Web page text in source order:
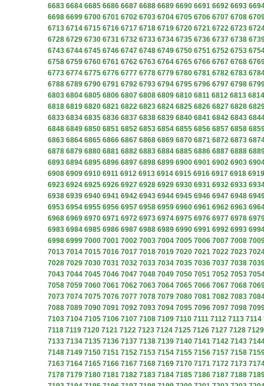
6683 6684 6685 6686 6687 6688 6689 6690 6691 6692 6693
6698 6699 6700 6701 6702 6703 6704 6705 6706 6707 6708
6713 6714 6715 6716 6717 6718 6719 6720 6721 6722 6723
6728 6729 6730 6731 6732 6733 6734 6735 6736 6737 6738
6743 6744 6745 6746 6747 6748 6749 6750 6751 6752 6753
6758 6759 6760 6761 6762 6763 6764 6765 6766 6767 6768
6773 6774 6775 6776 6777 6778 6779 6780 6781 6782 6783
6788 6789 6790 6791 6792 6793 6794 6795 6796 6797 6798
6803 6804 6805 6806 6807 6808 6809 6810 6811 6812 6813 6814
6818 6819 6820 6821 6822 6823 6824 6825 6826 6827 6828
6833 6834 6835 6836 6837 6838 6839 6840 6841 6842 6843
6848 6849 6850 6851 6852 6853 6854 6855 6856 6857 6858
6863 6864 6865 6866 6867 6868 6869 6870 6871 6872 6873
6878 6879 6880 6881 6882 6883 6884 6885 6886 6887 6888
6893 6894 6895 6896 6897 6898 6899 6900 6901 6902 6903
6908 6909 6910 6911 6912 6913 6914 6915 6916 6917 6918 6919
6923 6924 6925 6926 6927 6928 6929 6930 6931 6932 6933
6938 6939 6940 6941 6942 6943 6944 6945 6946 6947 6948
6953 6954 6955 6956 6957 6958 6959 6960 6961 6962 6963
6968 6969 6970 6971 6972 6973 6974 6975 6976 6977 6978
6983 6984 6985 6986 6987 6988 6989 6990 6991 6992 6993
6998 6999 7000 7001 7002 7003 7004 7005 7006 7007 7008
7013 7014 7015 7016 7017 7018 7019 7020 7021 7022 7023
7028 7029 7030 7031 7032 7033 7034 7035 7036 7037 7038
7043 7044 7045 7046 7047 7048 7049 7050 7051 7052 7053
7058 7059 7060 7061 7062 7063 7064 7065 7066 7067 7068
7073 7074 7075 7076 7077 7078 7079 7080 7081 7082 7083
7088 7089 7090 7091 7092 7093 7094 7095 7096 7097 7098
7103 7104 7105 7106 7107 7108 7109 7110 7111 7112 7113 7114
7118 7119 7120 7121 7122 7123 7124 7125 7126 7127 7128 7129
7133 7134 7135 7136 7137 7138 7139 7140 7141 7142 7143
7148 7149 7150 7151 7152 7153 7154 7155 7156 7157 7158
7163 7164 7165 7166 7167 7168 7169 7170 7171 7172 7173
7178 7179 7180 7181 7182 7183 7184 7185 7186 7187 7188